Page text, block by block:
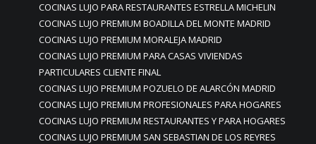
COCINAS LUJO PARA RESTAURANTES ESTRELLA MICHELIN
COCINAS LUJO PREMIUM BOADILLA DEL MONTE MADRID
COCINAS LUJO PREMIUM MORALEJA MADRID
COCINAS LUJO PREMIUM PARA CASAS VIVIENDAS
PARTICULARES CLIENTE FINAL
COCINAS LUJO PREMIUM POZUELO DE ALARCÓN MADRID
COCINAS LUJO PREMIUM PROFESIONALES PARA HOGARES
COCINAS LUJO PREMIUM RESTAURANTES Y PARA HOGARES
COCINAS LUJO PREMIUM SAN SEBASTIAN DE LOS REYRES